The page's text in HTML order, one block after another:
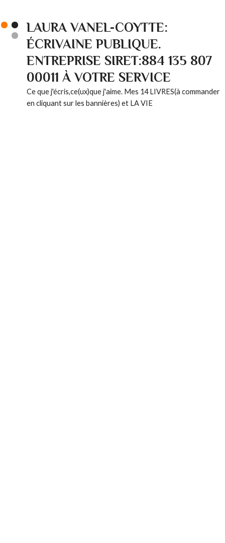
LAURA VANEL-COYTTE:
ÉCRIVAINE PUBLIQUE.
ENTREPRISE SIRET:884 135 807
00011 À VOTRE SERVICE
Ce que j'écris,ce(ux)que j'aime. Mes 14 LIVRES(à commander
en cliquant sur les bannières) et LA VIE